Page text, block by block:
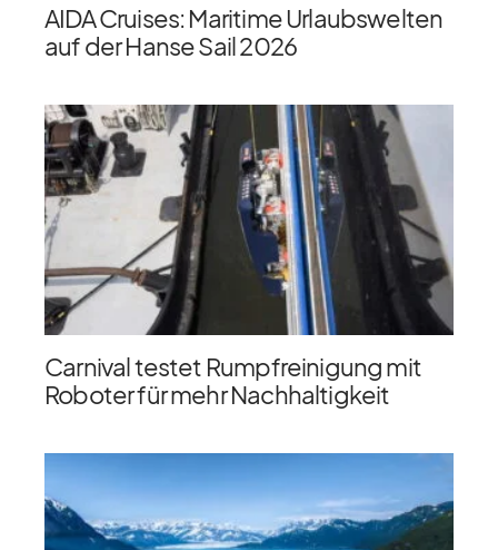
AIDA Cruises: Maritime Urlaubswelten
auf der Hanse Sail 2026
Carnival testet Rumpfreinigung mit
Roboter für mehr Nachhaltigkeit